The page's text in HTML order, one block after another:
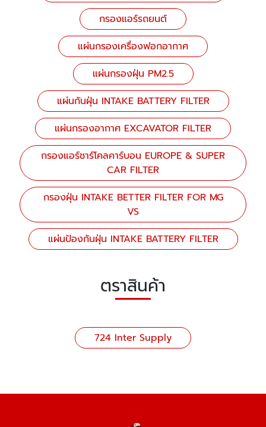
กรองแอร์รถยนต์
แผ่นกรองเครื่องฟอกอากาศ
แผ่นกรองฝุ่น PM2.5
แผ่นกันฝุ่น INTAKE BATTERY FILTER
แผ่นกรองอากาศ EXCAVATOR FILTER
กรองแอร์ชาร์โคลคาร์บอน EUROPE & SUPER
CAR FILTER
กรองฝุ่น INTAKE BETTER FILTER FOR MG
VS
แผ่นป้องกันฝุ่น INTAKE BATTERY FILTER
ตราสินค้า
724 Inter Supply